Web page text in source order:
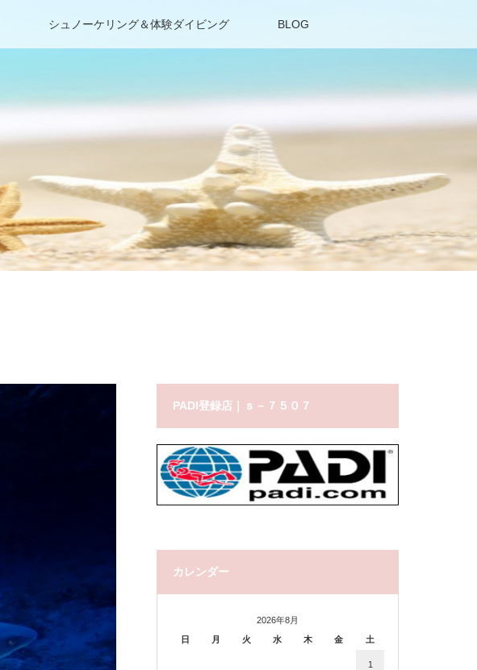
シュノーケリング＆体験ダイビング BLOG
PADI登録店｜ｓ－７５０７
カレンダー
2026年8月
日
月 火 水 木 金 土
1